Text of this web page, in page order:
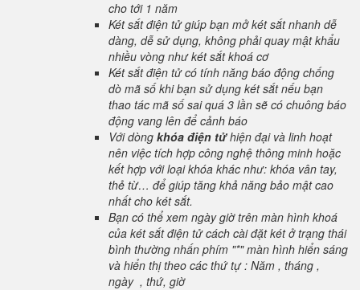
cho tới 1 năm
Két sắt điện tử giúp bạn mở két sắt nhanh dễ
dàng, dễ sử dụng, không phải quay mật khẩu
nhiều vòng như két sắt khoá cơ
Két sắt điện tử có tính năng báo động chống
dò mã số khi bạn sử dụng két sắt nếu bạn
thao tác mã số sai quá 3 lần sẽ có chuông báo
động vang lên để cảnh báo
Với dòng khóa điện tửhiện đại và linh hoạt
nên việc tích hợp công nghệ thông minh hoặc
kết hợp với loại khóa khác như: khóa vân tay,
thẻ từ… để giúp tăng khả năng bảo mật cao
nhất cho két sắt.
Bạn có thể xem ngày giờ trên màn hình khoá
của két sắt điện tử cách cài đặt két ở trạng thái
bình thường nhấn phím "*" màn hình hiển sáng
và hiển thị theo các thứ tự : Năm , tháng ,
ngày , thứ, giờ